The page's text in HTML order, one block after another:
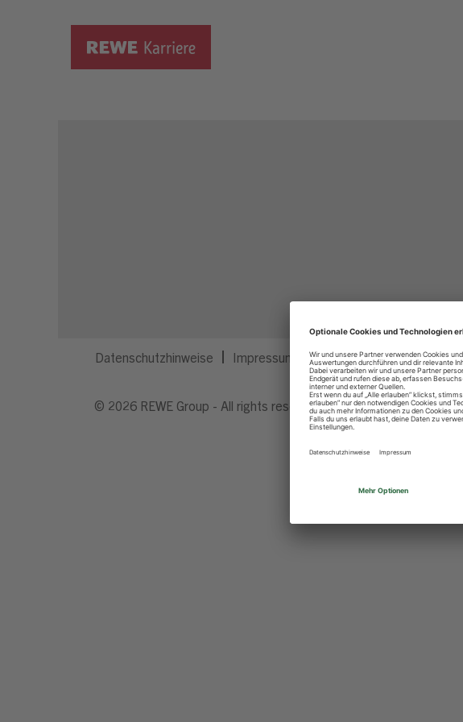
Datenschutzhinweise Impressum Privatsphäre-Einstellungen
© 2026 REWE Group - All rights reserved